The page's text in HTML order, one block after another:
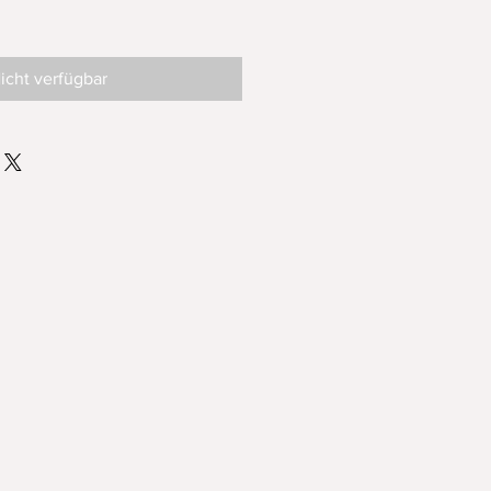
verfügbar